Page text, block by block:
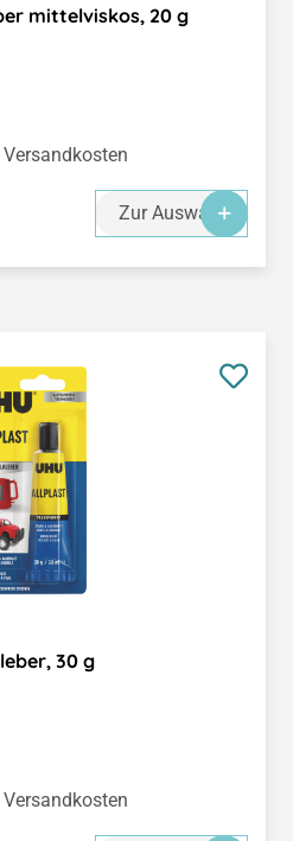
mittelviskos, 20 g
Zur Auswahl
30 g